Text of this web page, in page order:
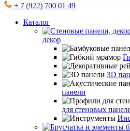
+ 7 (922) 700 01 49
Каталог
декор
3D
панели
для стеновых